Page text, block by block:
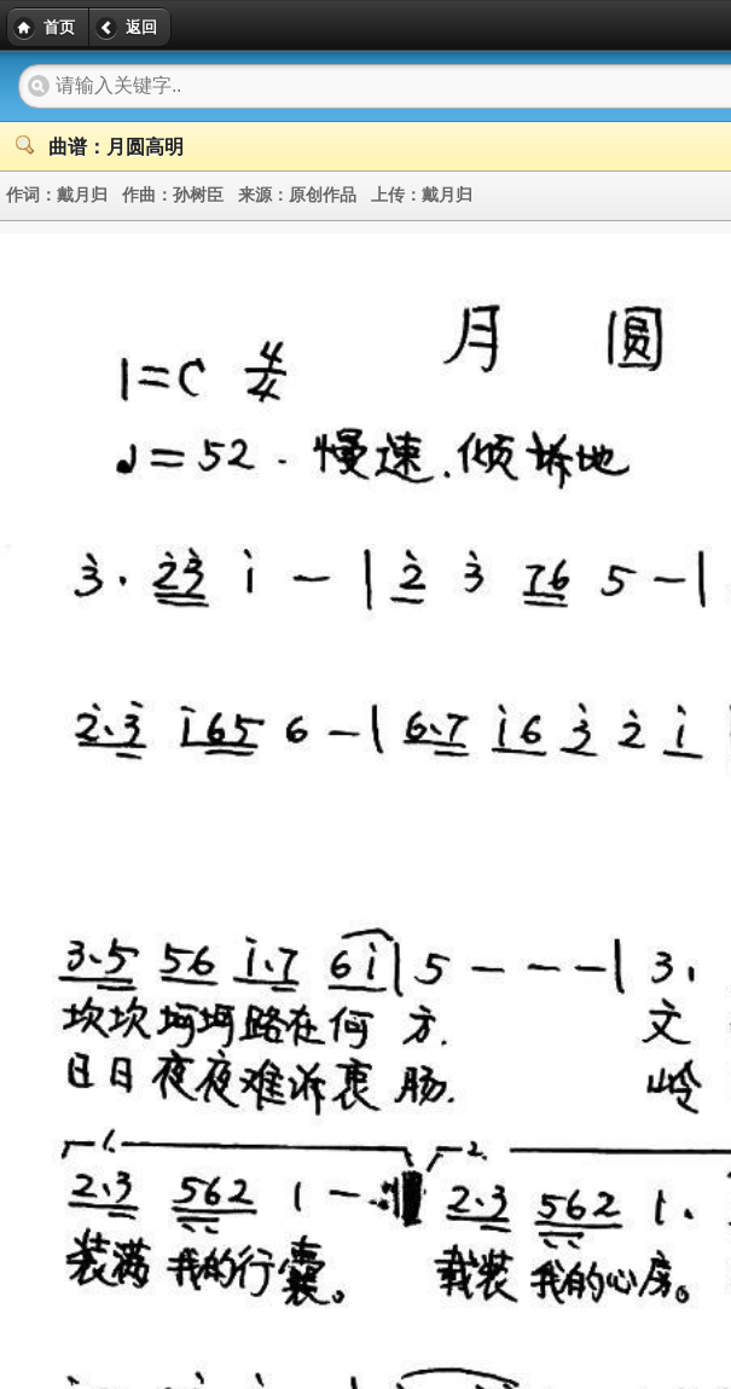
首页 返回
曲谱：月圆高明
作词： 戴月归 作曲： 孙树臣 来源： 原创作品 上传： 戴月归